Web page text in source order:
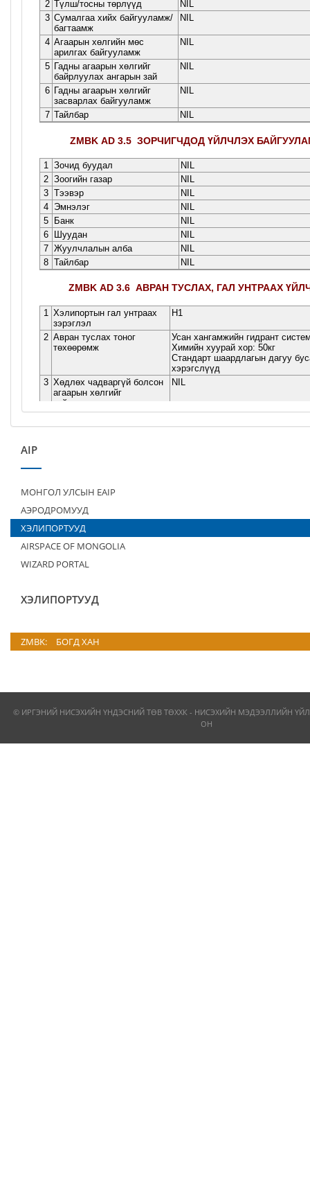
AIP
МОНГОЛ УЛСЫН EAIP
АЭРОДРОМУУД
ХЭЛИПОРТУУД
AIRSPACE OF MONGOLIA
WIZARD PORTAL
ХЭЛИПОРТУУД
ZMBK: БОГД ХАН
© ИРГЭНИЙ НИСЭХИЙН ҮНДЭСНИЙ ТӨВ ТӨХХК - НИСЭХИЙН МЭДЭЭЛЛИЙН
ОН